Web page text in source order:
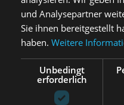
wichtiger Verbündeter bei
Regeneration des
SCANVET
die
SCANVET ArthroFlex Omega
seine Bequemlichkeit und
und Analysepartner
Sie ihnen bereitgestellt
haben. Weitere
Unbedingt
erforderlich